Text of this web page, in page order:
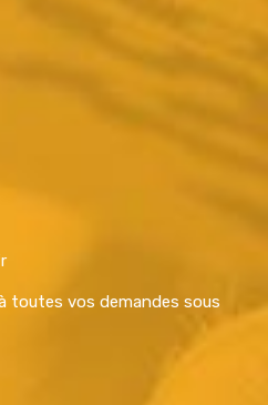
toutes vos demandes sous